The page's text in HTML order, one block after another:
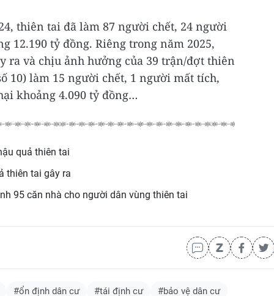
thiên tai đã làm 87 người chết, 24 người
12.190 tỷ đồng. Riêng trong năm 2025,
ra và chịu ảnh hưởng của 39 trận/đợt thiên
10) làm 15 người chết, 1 người mất tích,
khoảng 4.090 tỷ đồng…
quả thiên tai
thiên tai gây ra
95 căn nhà cho người dân vùng thiên tai
#ổn định dân cư #tái định cư #bảo vệ dân cư